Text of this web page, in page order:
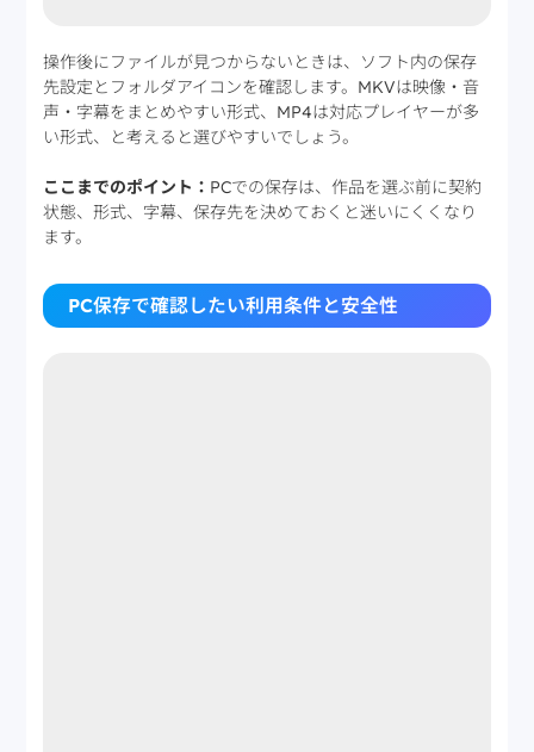
操作後にファイルが見つからないときは、ソフト内の保存
先設定とフォルダアイコンを確認します。MKVは映像・音
声・字幕をまとめやすい形式、MP4は対応プレイヤーが多
い形式、と考えると選びやすいでしょう。
ここまでのポイント： PCでの保存は、作品を選ぶ前に契約
状態、形式、字幕、保存先を決めておくと迷いにくくなり
ます。
PC保存で確認したい利用条件と安全性